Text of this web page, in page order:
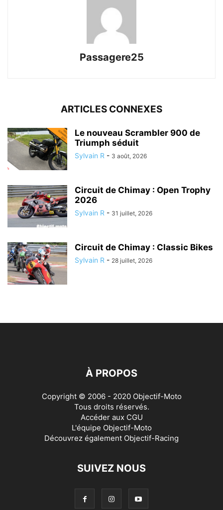
Passagere25
ARTICLES CONNEXES
Le nouveau Scrambler 900 de
Triumph séduit
Sylvain R - 3 août, 2026
Circuit de Chimay : Open Trophy
2026
Sylvain R - 31 juillet, 2026
Circuit de Chimay : Classic Bikes
Sylvain R - 28 juillet, 2026
À PROPOS
Copyright © 2006 - 2020 Objectif-Moto
Tous droits réservés.
Accéder aux CGU
L'équipe Objectif-Moto
Découvrez également Objectif-Racing
SUIVEZ NOUS